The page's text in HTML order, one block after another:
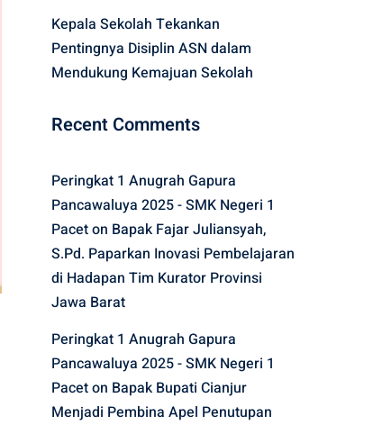
Kepala Sekolah Tekankan
Pentingnya Disiplin ASN dalam
Mendukung Kemajuan Sekolah
Recent Comments
Peringkat 1 Anugrah Gapura
Pancawaluya 2025 - SMK Negeri 1
Paceton Bapak Fajar Juliansyah,
S.Pd. Paparkan Inovasi Pembelajaran
di Hadapan Tim Kurator Provinsi
Jawa Barat
Peringkat 1 Anugrah Gapura
Pancawaluya 2025 - SMK Negeri 1
Paceton Bapak Bupati Cianjur
Menjadi Pembina Apel Penutupan